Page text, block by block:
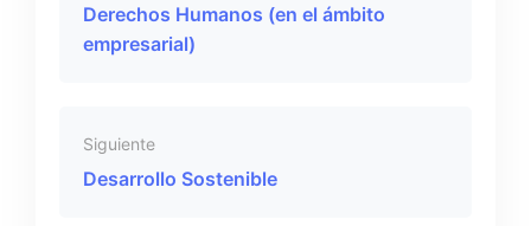
Derechos Humanos (en el ámbito
empresarial)
Siguiente
Desarrollo Sostenible